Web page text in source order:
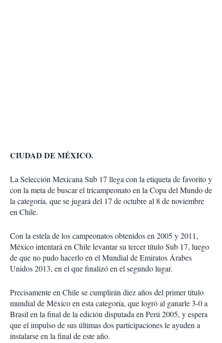
CIUDAD DE MÉXICO.
La Selección Mexicana Sub 17 llega con la etiqueta de favorito y
con la meta de buscar el tricampeonato en la Copa del Mundo de
la categoría, que se jugará del 17 de octubre al 8 de noviembre
en Chile.
Con la estela de los campeonatos obtenidos en 2005 y 2011,
México intentará en Chile levantar su tercer título Sub 17, luego
de que no pudo hacerlo en el Mundial de Emiratos Árabes
Unidos 2013, en el que finalizó en el segundo lugar.
Precisamente en Chile se cumplirán diez años del primer título
mundial de México en esta categoría, que logró al ganarle 3-0 a
Brasil en la final de la edición disputada en Perú 2005, y espera
que el impulso de sus últimas dos participaciones le ayuden a
instalarse en la final de este año.